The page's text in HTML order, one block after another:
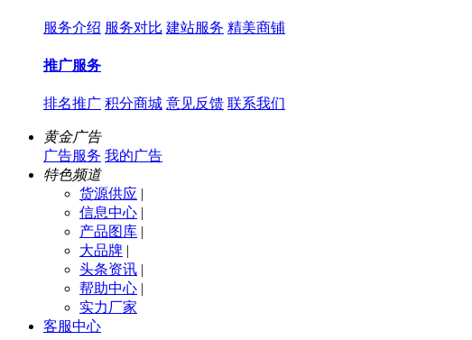
服务介绍 服务对比 建站服务 精美商铺
推广服务
排名推广 积分商城 意见反馈 联系我们
黄金广告
广告服务 我的广告
特色频道
货源供应 |
信息中心 |
产品图库 |
大品牌 |
头条资讯 |
帮助中心 |
实力厂家
客服中心